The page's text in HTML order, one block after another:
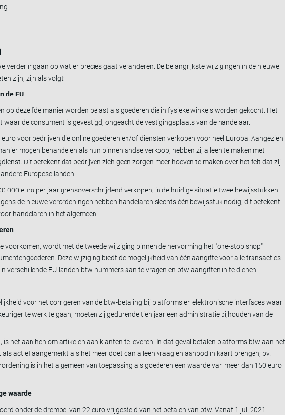
verder ingaan op wat er precies gaat veranderen. De belangrijkste wijzigingen in de nieuwe
zijn, zijn als volgt:
de EU
op dezelfde manier worden belast als goederen die in fysieke winkels worden gekocht. Het
de consument is gevestigd, ongeacht de vestigingsplaats van de handelaar.
voor bedrijven die online goederen en/of diensten verkopen voor heel Europa. Aangezien
mogen behandelen als hun binnenlandse verkoop, hebben zij alleen te maken met
Dit betekent dat bedrijven zich geen zorgen meer hoeven te maken over het feit dat zij
Europese landen.
000 euro per jaar grensoverschrijdend verkopen, in de huidige situatie twee bewijsstukken
de nieuwe verordeningen hebben handelaren slechts één bewijsstuk nodig; dit betekent
handelaren in het algemeen.
voorkomen, wordt met de tweede wijziging binnen de hervorming het "one-stop shop"
Deze wijziging biedt de mogelijkheid van één aangifte voor alle transacties
verschillende EU-landen btw-nummers aan te vragen en btw-aangiften in te dienen.
voor het corrigeren van de btw-betaling bij platforms en elektronische interfaces waar
te werk te gaan, moeten zij gedurende tien jaar een administratie bijhouden van de
is het aan hen om artikelen aan klanten te leveren. In dat geval betalen platforms btw aan het
actief aangemerkt als het meer doet dan alleen vraag en aanbod in kaart brengen, bv.
is in het algemeen van toepassing als goederen een waarde van meer dan 150 euro
waarde
onder de drempel van 22 euro vrijgesteld van het betalen van btw. Vanaf 1 juli 2021